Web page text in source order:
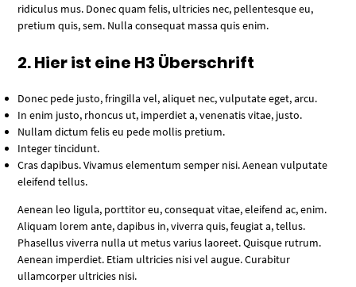
ridiculus mus. Donec quam felis, ultricies nec, pellentesque eu,
pretium quis, sem. Nulla consequat massa quis enim.
2. Hier ist eine H3 Überschrift
Donec pede justo, fringilla vel, aliquet nec, vulputate eget, arcu.
In enim justo, rhoncus ut, imperdiet a, venenatis vitae, justo.
Nullam dictum felis eu pede mollis pretium.
Integer tincidunt.
Cras dapibus. Vivamus elementum semper nisi. Aenean vulputate
eleifend tellus.
Aenean leo ligula, porttitor eu, consequat vitae, eleifend ac, enim.
Aliquam lorem ante, dapibus in, viverra quis, feugiat a, tellus.
Phasellus viverra nulla ut metus varius laoreet. Quisque rutrum.
Aenean imperdiet. Etiam ultricies nisi vel augue. Curabitur
ullamcorper ultricies nisi.